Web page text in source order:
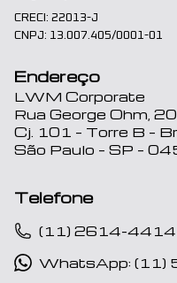
CRECI: 22013-J
CNPJ: 13.007.405/0001-01
Endereço
LWM Corporate
Rua George Ohm,
Cj. 101 – Torre B –
São Paulo – SP –
Telefone
(11) 2614-4414
WhatsApp: (11)